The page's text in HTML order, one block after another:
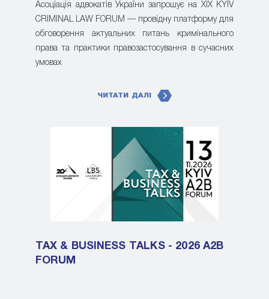
Асоціація адвокатів України запрошує на XIX KYIV
CRIMINAL LAW FORUM — провідну платформу для
обговорення актуальних питань кримінального
права та практики правозастосування в сучасних
умовах
ЧИТАТИ ДАЛІ
TAX & BUSINESS TALKS - 2026 A2B
FORUM